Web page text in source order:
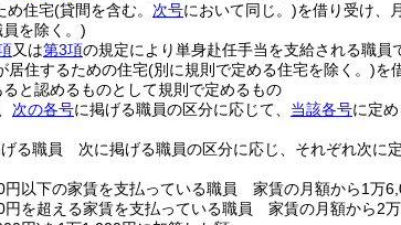
め住宅(貸間を含む。 次号において同じ。)を借り受け、
を除く。)
又は第3項の規定により単身赴任手当を支給される職員
居住するための住宅(別に規則で定める住宅を除く。)を
と認めるものとして規則で定めるもの
次の各号に掲げる職員の区分に応じて、 当該各号に定
る職員 次に掲げる職員の区分に応じ、それぞれ次に
円以下の家賃を支払っている職員 家賃の月額から1万
円を超える家賃を支払っている職員 家賃の月額から2